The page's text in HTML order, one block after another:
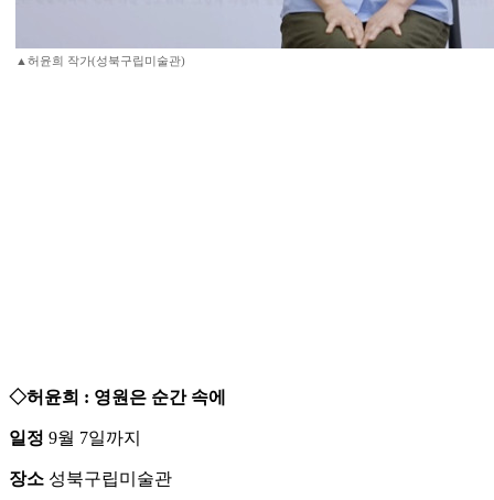
▲허윤희 작가(성북구립미술관)
◇허윤희 : 영원은 순간 속에
일정 9월 7일까지
장소 성북구립미술관